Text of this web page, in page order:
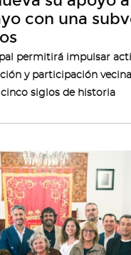
con una
permitirá impulsar
y participación
siglos de historia